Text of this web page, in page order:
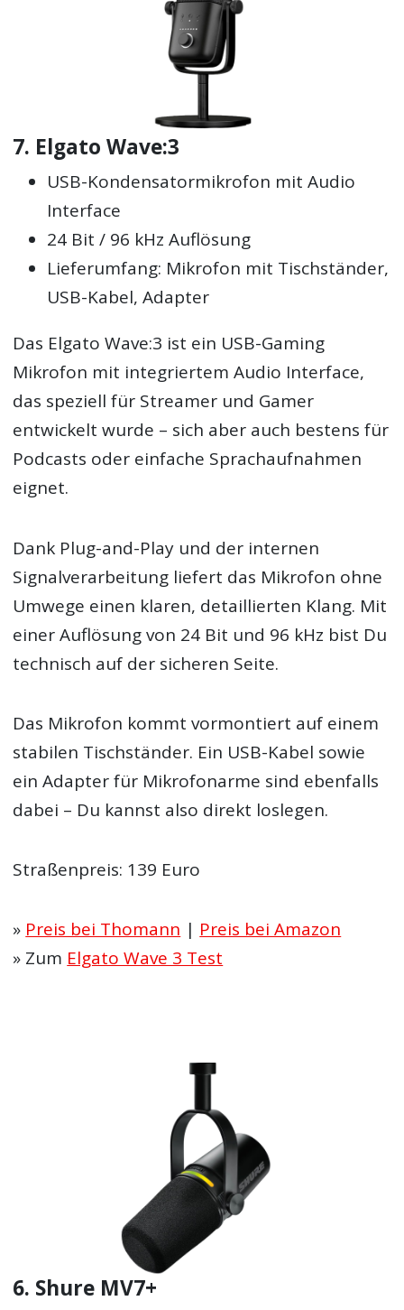
7. Elgato Wave:3
USB-Kondensatormikrofon mit Audio
Interface
24 Bit / 96 kHz Auflösung
Lieferumfang: Mikrofon mit Tischständer,
USB-Kabel, Adapter
Das Elgato Wave:3 ist ein USB-Gaming
Mikrofon mit integriertem Audio Interface,
das speziell für Streamer und Gamer
entwickelt wurde – sich aber auch bestens für
Podcasts oder einfache Sprachaufnahmen
eignet.
Dank Plug-and-Play und der internen
Signalverarbeitung liefert das Mikrofon ohne
Umwege einen klaren, detaillierten Klang. Mit
einer Auflösung von 24 Bit und 96 kHz bist Du
technisch auf der sicheren Seite.
Das Mikrofon kommt vormontiert auf einem
stabilen Tischständer. Ein USB-Kabel sowie
ein Adapter für Mikrofonarme sind ebenfalls
dabei – Du kannst also direkt loslegen.
Straßenpreis: 139 Euro
» Preis bei Thomann | Preis bei Amazon
» Zum Elgato Wave 3 Test
6. Shure MV7+